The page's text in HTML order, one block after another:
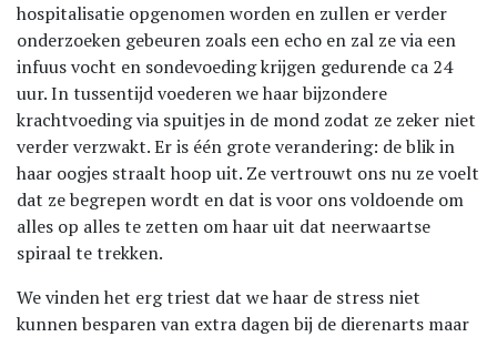
hospitalisatie opgenomen worden en zullen er verder
onderzoeken gebeuren zoals een echo en zal ze via een
infuus vocht en sondevoeding krijgen gedurende ca 24
uur. In tussentijd voederen we haar bijzondere
krachtvoeding via spuitjes in de mond zodat ze zeker niet
verder verzwakt. Er is één grote verandering: de blik in
haar oogjes straalt hoop uit. Ze vertrouwt ons nu ze voelt
dat ze begrepen wordt en dat is voor ons voldoende om
alles op alles te zetten om haar uit dat neerwaartse
spiraal te trekken.
We vinden het erg triest dat we haar de stress niet
kunnen besparen van extra dagen bij de dierenarts maar